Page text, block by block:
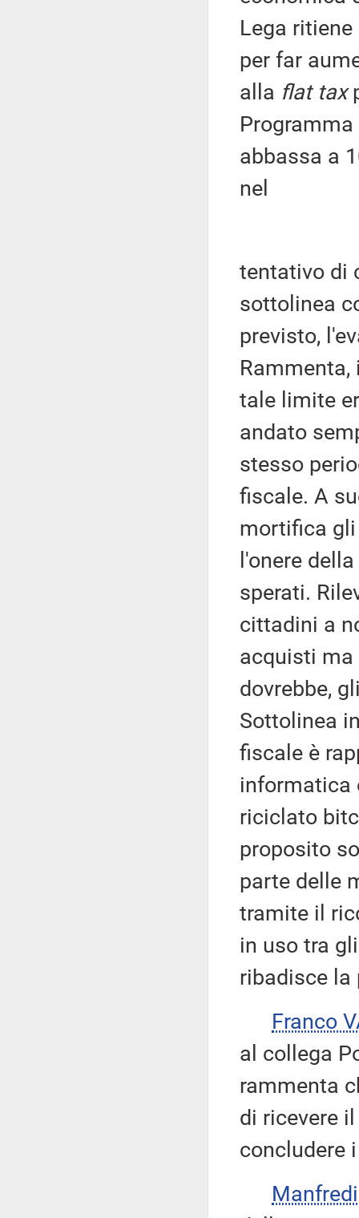
Lega
per far
alla flat tax
abbassa a
nel
tentativo di
sottolinea
previsto,
tale limite
andato
stesso
fiscale. A
mortifica
l'onere
sperati.
cittadini a
acquisti ma
dovrebbe,
Sottolinea
fiscale è
informatica
riciclato
proposito
parte delle
tramite il
in uso tra
ribadisce la
Franco
al collega
rammenta
di ricevere
concludere